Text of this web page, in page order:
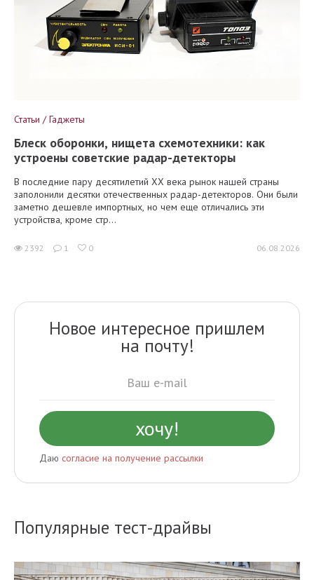
Статьи / Гаджеты
Блеск оборонки, нищета схемотехники: как
устроены советские радар-детекторы
В последние пару десятилетий XX века рынок нашей страны
заполонили десятки отечественных радар-детекторов. Они были
заметно дешевле импортных, но чем еще отличались эти
устройства, кроме стр...
2392 1 0 06.08.2026
Новое интересное пришлем
на почту!
Даю согласие на получение рассылки
Популярные тест-драйвы